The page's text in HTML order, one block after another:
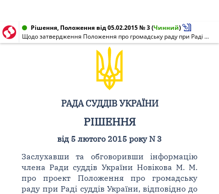
Рішення, Положення від 05.02.2015 № 3(Чинний)
Щодо затвердження Положення про громадську раду при Раді суддів України
РАДА СУДДІВ УКРАЇНИ
РІШЕННЯ
від 5 лютого 2015 року N 3
Заслухавши та обговоривши інформацію
члена Ради суддів України Новікова М. М.
про проект Положення про громадську
раду при Раді суддів України, відповідно до